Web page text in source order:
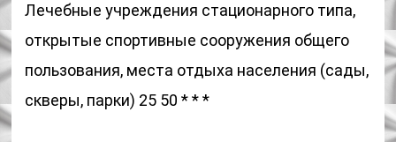
Лечебные учреждения стационарного типа,
открытые спортивные сооружения общего
пользования, места отдыха населения (сады,
скверы, парки) 25 50 * * *